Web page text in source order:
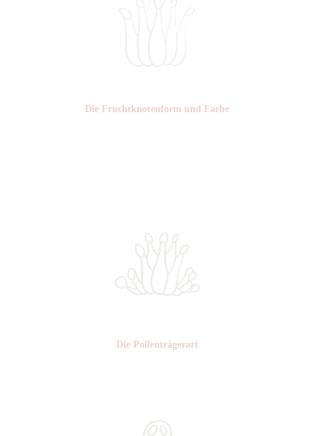
Die Frucht­knotenform und Farbe
Die Pollen­trägerart